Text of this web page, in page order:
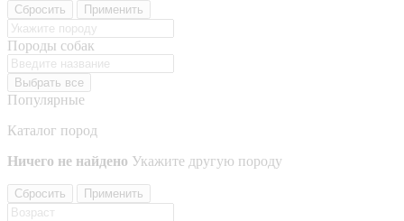
Сбросить Применить
Породы собак
Выбрать все
Популярные
Каталог пород
Ничего не найдено Укажите другую породу
Сбросить Применить